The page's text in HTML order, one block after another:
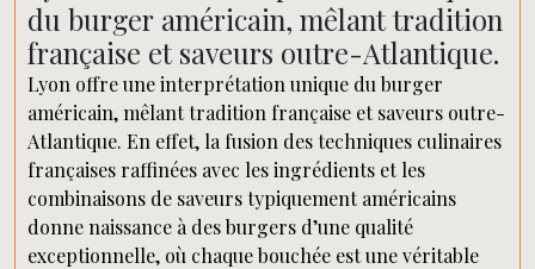
du burger américain, mêlant tradition
française et saveurs outre-Atlantique.
Lyon offre une interprétation unique du burger
américain, mêlant tradition française et saveurs outre-
Atlantique. En effet, la fusion des techniques culinaires
françaises raffinées avec les ingrédients et les
combinaisons de saveurs typiquement américains
donne naissance à des burgers d’une qualité
exceptionnelle, où chaque bouchée est une véritable